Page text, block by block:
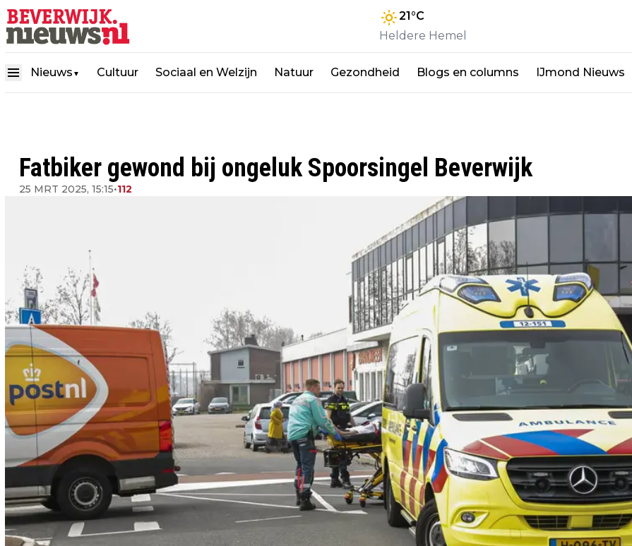
21°C
Heldere Hemel
Nieuws ▼ Cultuur Sociaal en Welzijn Natuur Gezondheid Blogs en columns IJmond Nieuws
Fatbiker gewond bij ongeluk Spoorsingel Beverwijk
25 MRT 2025, 15:15•112